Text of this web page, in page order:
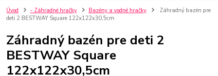
Úvod - Záhradné hračky Bazény a vodné hračky
Záhradný bazén pre
deti 2 BESTWAY Square 122x122x30,5cm
Záhradný bazén pre deti 2
BESTWAY Square
122x122x30,5cm